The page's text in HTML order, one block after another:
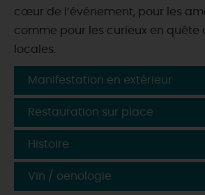
cœur de l’événement, pour les
comme pour les curieux en quête
locales.
Manifestation en extérieur
Restauration sur place
Histoire
Vin / oenologie